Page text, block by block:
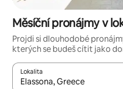
Měsíční pronájmy v
Projdi si dlouhodobé
kterých se budeš cítit jako
Lokalita
Až budou výsledky k